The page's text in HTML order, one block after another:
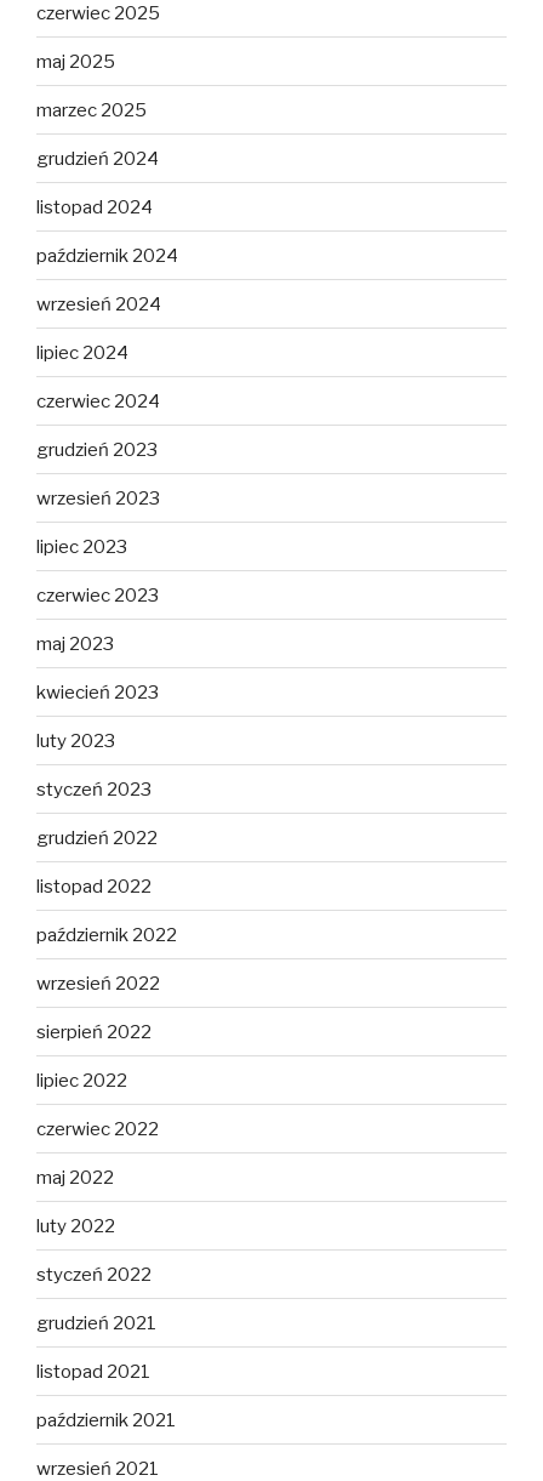
czerwiec 2025
maj 2025
marzec 2025
grudzień 2024
listopad 2024
październik 2024
wrzesień 2024
lipiec 2024
czerwiec 2024
grudzień 2023
wrzesień 2023
lipiec 2023
czerwiec 2023
maj 2023
kwiecień 2023
luty 2023
styczeń 2023
grudzień 2022
listopad 2022
październik 2022
wrzesień 2022
sierpień 2022
lipiec 2022
czerwiec 2022
maj 2022
luty 2022
styczeń 2022
grudzień 2021
listopad 2021
październik 2021
wrzesień 2021